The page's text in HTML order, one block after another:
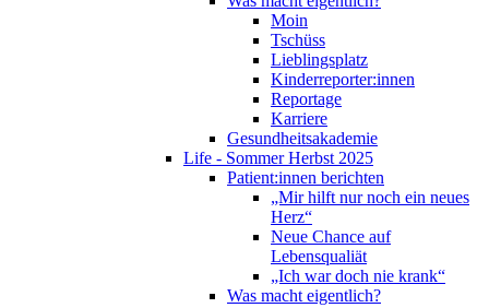
Moin
Tschüss
Lieblingsplatz
Kinderreporter:innen
Reportage
Karriere
Gesundheitsakademie
Life - Sommer Herbst 2025
Patient:innen berichten
„Mir hilft nur noch ein neues
Herz“
Neue Chance auf
Lebensqualiät
„Ich war doch nie krank“
Was macht eigentlich?